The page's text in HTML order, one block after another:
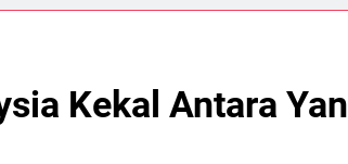
Kekal Antara